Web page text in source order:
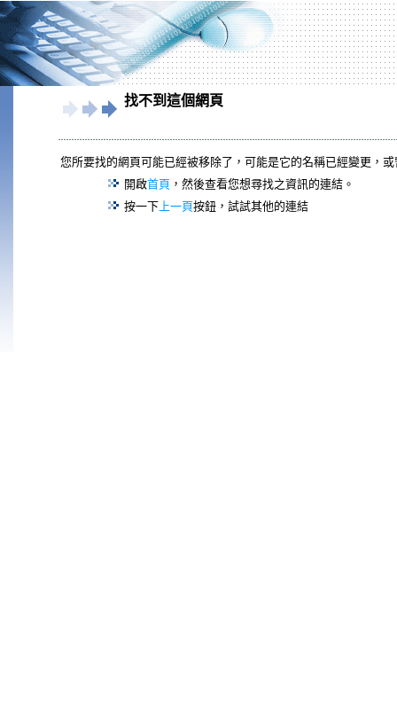
找不到這個網頁
您所要找的網頁可能已經被移除了，可能是它的名稱已經變更，
開啟首頁 ，然後查看您想尋找之資訊的連結。
按一下上一頁按鈕，試試其他的連結